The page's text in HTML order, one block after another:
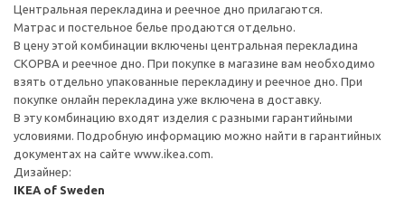
Центральная перекладина и реечное дно прилагаются.
Матрас и постельное белье продаются отдельно.
В цену этой комбинации включены центральная перекладина
СКОРВА и реечное дно. При покупке в магазине вам необходимо
взять отдельно упакованные перекладину и реечное дно. При
покупке онлайн перекладина уже включена в доставку.
В эту комбинацию входят изделия с разными гарантийными
условиями. Подробную информацию можно найти в гарантийных
документах на сайте www.ikea.com.
Дизайнер:
IKEA of Sweden